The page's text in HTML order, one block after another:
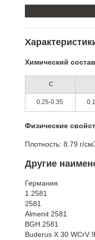
Химический
C
0.25-0.35
Физические
Плотность: 8.79 г/
Другие
Германия
1.2581
2581
Almenit 2581
BGH 2581
Buderus X 30 WCrV